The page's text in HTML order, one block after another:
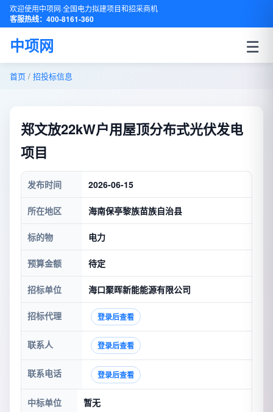
欢迎使用中项网·全国电力拟建项目和招采商机
客服热线：400-8161-360
中项网 ☰
首页 / 招投标信息
郑文放22kW户用屋顶分布式光伏发电
项目
发布时间 2026-06-15
所在地区 海南保亭黎族苗族自治县
标的物 电力
预算金额 待定
招标单位 海口聚晖新能能源有限公司
招标代理 登录后查看
联系人 登录后查看
联系电话 登录后查看
中标单位 暂无